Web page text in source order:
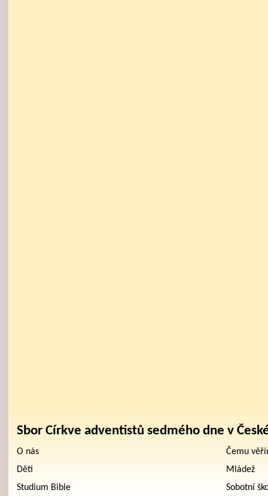
Sbor Církve adventistů sedmého dne v
O nás
Čemu
Děti
Mládež
Studium Bible
Sobotní